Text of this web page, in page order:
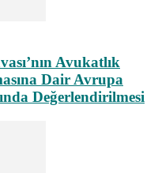
Avukatlık
Dair Avrupa
Değerlendirilmesi